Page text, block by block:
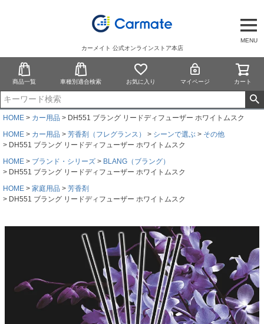
MENU
カーメイト 公式オンラインストア本店
商品一覧 車種別適合検索 お気に入り マイページ カート
HOME カー用品
DH551 ブラング リードディフューザー ホワイトムスク
HOME
カー用品 芳香剤（フレグランス） シーンで選ぶ
その他
DH551 ブラング リードディフューザー ホワイトムスク
HOME
ブランド・シリーズ
BLANG（ブラング）
DH551 ブラング リードディフューザー ホワイトムスク
HOME
家庭用品
芳香剤
DH551 ブラング リードディフューザー ホワイトムスク